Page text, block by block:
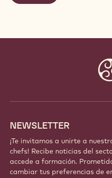
NEWSLETTER
¡Te invitamos a unirte a
chefs! Recibe noticias del
accede a formación.
cambiar tus preferencias de